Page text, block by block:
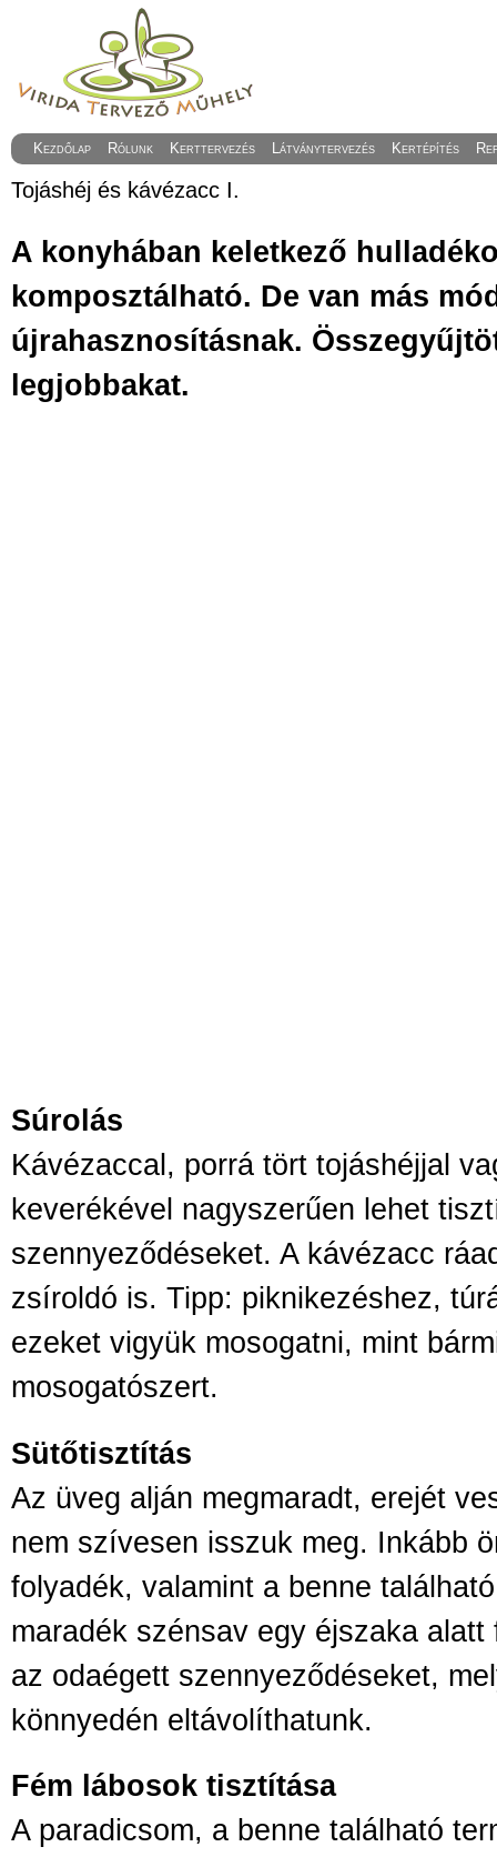
Kezdőlap Rólunk Kerttervezés Látványtervezés Kertépítés
Tojáshéj és kávézacc I.
A konyhában keletkező
komposztálható. De van más
újrahasznosításnak.
legjobbakat.
Súrolás
Kávézaccal, porrá tört tojáshéjjal
keverékével nagyszerűen lehet
szennyeződéseket. A kávézacc
zsíroldó is. Tipp: piknikezéshez,
ezeket vigyük mosogatni, mint
mosogatószert.
Sütőtisztítás
Az üveg alján megmaradt, erejét
nem szívesen isszuk meg. Inkább
folyadék, valamint a benne
maradék szénsav egy éjszaka
az odaégett szennyeződéseket,
könnyedén eltávolíthatunk.
Fém lábosok tisztítása
A paradicsom, a benne található